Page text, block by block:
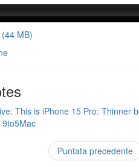
MB)
This is iPhone 15 Pro: Thinner
9to5Mac
Puntata precedente